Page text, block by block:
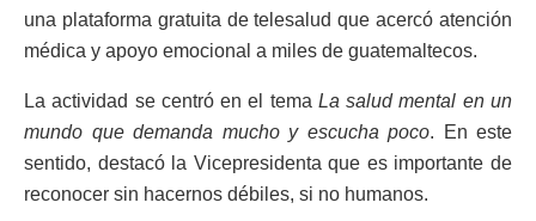
una plataforma gratuita de telesalud que acercó atención
médica y apoyo emocional a miles de guatemaltecos.
La actividad se centró en el tema La salud mental en un
mundo que demanda mucho y escucha poco. En este
sentido, destacó la Vicepresidenta que es importante de
reconocer sin hacernos débiles, si no humanos.